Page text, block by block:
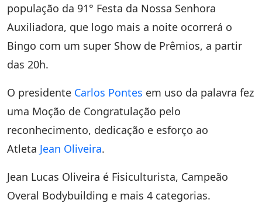
população da 91° Festa da Nossa Senhora
Auxiliadora, que logo mais a noite ocorrerá o
Bingo com um super Show de Prêmios, a partir
das 20h.
O presidente Carlos Pontes em uso da palavra fez
uma Moção de Congratulação pelo
reconhecimento, dedicação e esforço ao
Atleta Jean Oliveira.
Jean Lucas Oliveira é Fisiculturista, Campeão
Overal Bodybuilding e mais 4 categorias.